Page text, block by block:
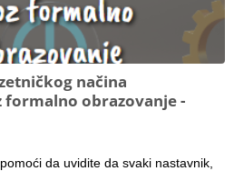
načina
obrazovanje -
da uvidite da svaki nastavnik,